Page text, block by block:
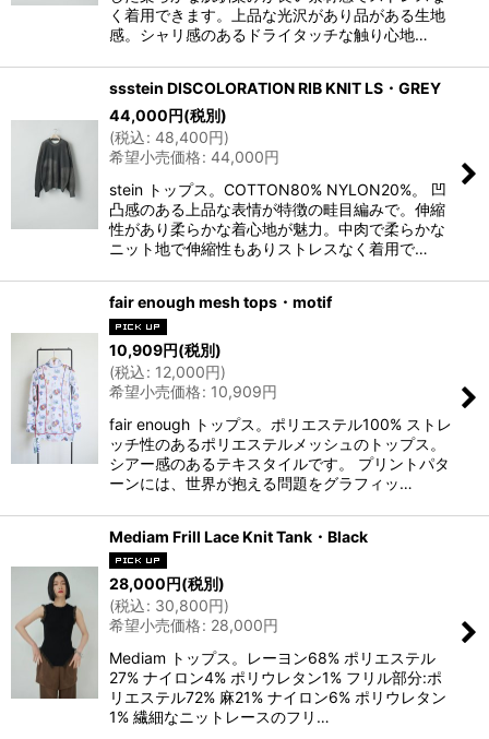
く着用できます。上品な光沢があり品がある生地
感。シャリ感のあるドライタッチな触り心地…
ssstein DISCOLORATION RIB KNIT LS・GREY
44,000円(税別)
(税込: 48,400円)
希望小売価格: 44,000円
stein トップス。COTTON80% NYLON20%。 凹
凸感のある上品な表情が特徴の畦目編みで。伸縮
性があり柔らかな着心地が魅力。中肉で柔らかな
ニット地で伸縮性もありストレスなく着用で…
fair enough mesh tops・motif
10,909円(税別)
(税込: 12,000円)
希望小売価格: 10,909円
fair enough トップス。ポリエステル100% ストレ
ッチ性のあるポリエステルメッシュのトップス。
シアー感のあるテキスタイルです。 プリントパタ
ーンには、世界が抱える問題をグラフィッ…
Mediam Frill Lace Knit Tank・Black
28,000円(税別)
(税込: 30,800円)
希望小売価格: 28,000円
Mediam トップス。レーヨン68% ポリエステル
27% ナイロン4% ポリウレタン1% フリル部分:ポ
リエステル72% 麻21% ナイロン6% ポリウレタン
1% 繊細なニットレースのフリ…